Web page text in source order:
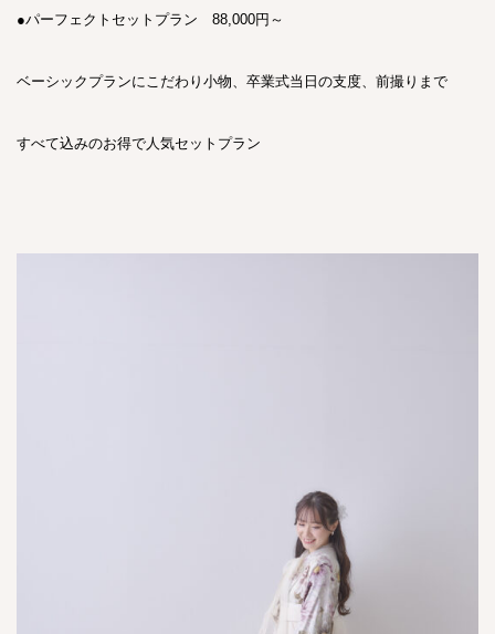
●パーフェクトセットプラン 88,000円～
ベーシックプランにこだわり小物、卒業式当日の支度、前撮りまで
すべて込みのお得で人気セットプラン